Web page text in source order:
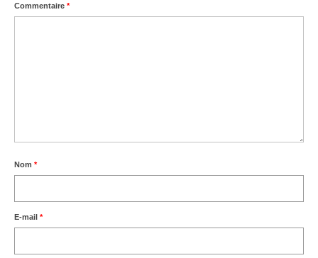
Commentaire *
Nom *
E-mail *